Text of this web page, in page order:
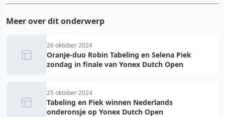
Meer over dit onderwerp
26 oktober 2024
Oranje-duo Robin Tabeling en Selena Piek
zondag in finale van Yonex Dutch Open
25 oktober 2024
Tabeling en Piek winnen Nederlands
onderonsje op Yonex Dutch Open